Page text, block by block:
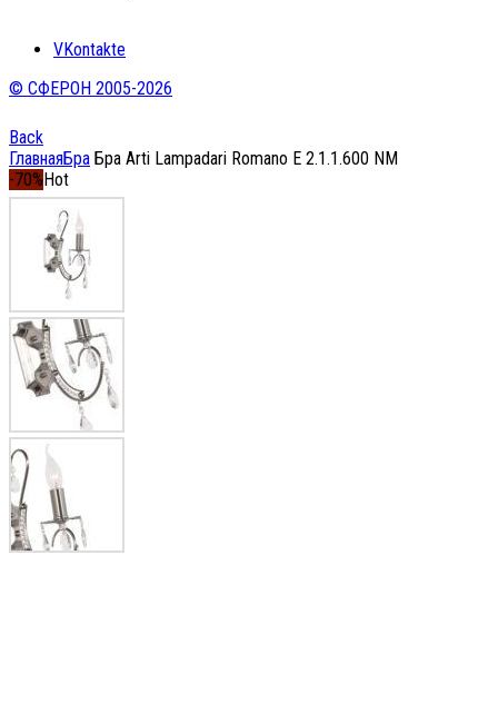
VKontakte
© СФЕРОН 2005-2026
Back
ГлавнаяБра Бра Arti Lampadari Romano E 2.1.1.600 NM
-70% Hot